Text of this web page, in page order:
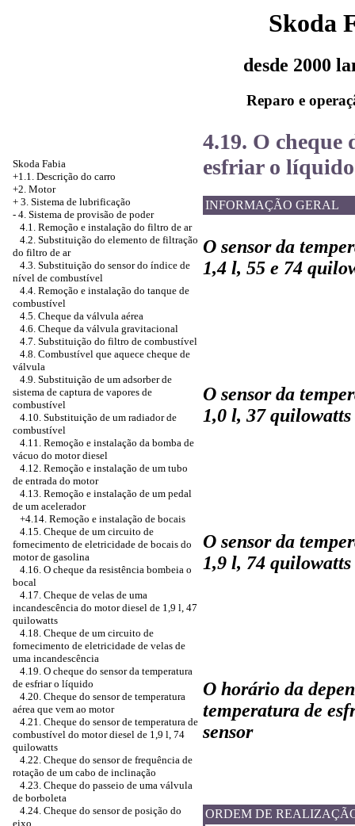
Skoda
desde 2000
Reparo e
Skoda Fabia
+1.1. Descrição do carro
+2. Motor
+ 3. Sistema de lubrificação
- 4. Sistema de provisão de poder
4.1. Remoção e instalação do filtro de ar
4.2. Substituição do elemento de filtração
do filtro de ar
4.3. Substituição do sensor do índice de
nível de combustível
4.4. Remoção e instalação do tanque de
combustível
4.5. Cheque da válvula aérea
4.6. Cheque da válvula gravitacional
4.7. Substituição do filtro de combustível
4.8. Combustível que aquece cheque de
válvula
4.9. Substituição de um adsorber de
sistema de captura de vapores de
combustível
4.10. Substituição de um radiador de
combustível
4.11. Remoção e instalação da bomba de
vácuo do motor diesel
4.12. Remoção e instalação de um tubo
de entrada do motor
4.13. Remoção e instalação de um pedal
de um acelerador
+4.14. Remoção e instalação de bocais
4.15. Cheque de um circuito de
fornecimento de eletricidade de bocais do
motor de gasolina
4.16. O cheque da resistência bombeia o
bocal
4.17. Cheque de velas de uma
incandescência do motor diesel de 1,9 l, 47
quilowatts
4.18. Cheque de um circuito de
fornecimento de eletricidade de velas de
uma incandescência
4.19. O cheque do sensor da temperatura
de esfriar o líquido
4.20. Cheque do sensor de temperatura
aérea que vem ao motor
4.21. Cheque do sensor de temperatura de
combustível do motor diesel de 1,9 l, 74
quilowatts
4.22. Cheque do sensor de frequência de
rotação de um cabo de inclinação
4.23. Cheque do passeio de uma válvula
de borboleta
4.24. Cheque do sensor de posição do
eixo
4.19. O cheque
esfriar o líquido
INFORMAÇÃO GERAL
O sensor da
1,4 l, 55 e 74
O sensor da
1,0 l, 37
O sensor da
1,9 l, 74 quilowatts
O horário da
temperatura de
sensor
ORDEM DE